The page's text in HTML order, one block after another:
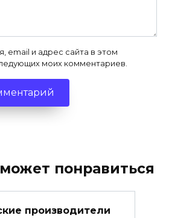
email и адрес сайта в этом
моих комментариев.
понравиться
производители